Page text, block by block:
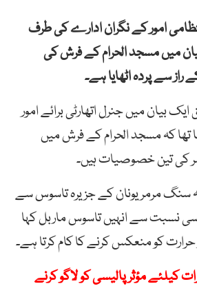
امور کے نگران ادارے کی طرف
میں مسجد الحرام کے فرش کی
سے پردہ اٹھایا ہے۔
بیان میں جنرل اتھارٹی برائے امور
تھا کہ مسجد الحرام کے فرش میں
کی تین خصوصیات ہیں۔
سنگ مرمر یونان کے جزیرہ تاسوس سے
نسبت سے انہیں تاسوس ماربل کہا
حرارت کو منعکس کرنے کا کام کرتا ہے۔
کیلئے مؤثر پالیسی کو لاگو کرنے